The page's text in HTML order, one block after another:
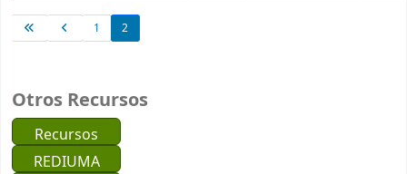
Otros Recursos
Recursos
REDIUMA
1 2